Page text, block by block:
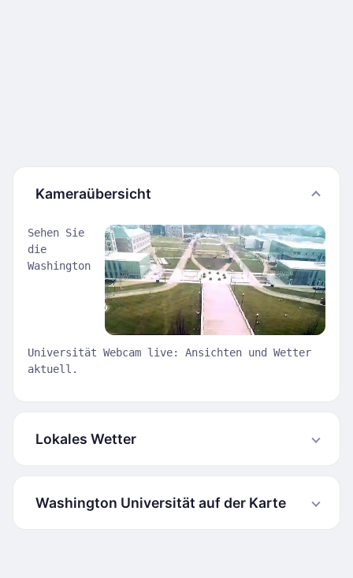
Kameraübersicht
Sehen Sie
die
Washington
Universität Webcam live: Ansichten und Wetter
aktuell.
Lokales Wetter
Washington Universität auf der Karte